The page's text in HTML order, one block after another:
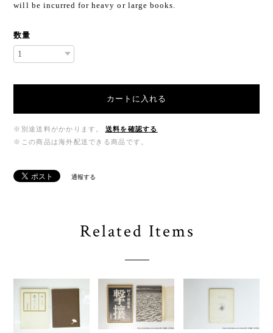
will be incurred for heavy or large books.
数量
カートに入れる
※別途送料がかかります。
送料を確認する
※この商品は海外配送できる商品です。
通報する
Related Items